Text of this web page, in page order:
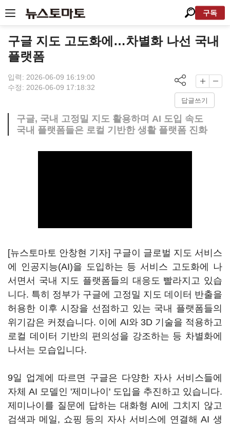
구독
구글 지도 고도화에…차별화 나선 국내
플랫폼
입력: 2026-06-09 16:19:00
수정: 2026-06-09 17:18:32
답글쓰기
구글, 국내 고정밀 지도 활용하며 AI 도입 속도
국내 플랫폼들은 로컬 기반한 생활 플랫폼 진화
[뉴스토마토 안창현 기자] 구글이 글로벌 지도 서비스
에 인공지능(AI)을 도입하는 등 서비스 고도화에 나
서면서 국내 지도 플랫폼들의 대응도 빨라지고 있습
니다. 특히 정부가 구글에 고정밀 지도 데이터 반출을
허용한 이후 시장을 선점하고 있는 국내 플랫폼들의
위기감은 커졌습니다. 이에 AI와 3D 기술을 적용하고
로컬 데이터 기반의 편의성을 강조하는 등 차별화에
나서는 모습입니다.
9일 업계에 따르면 구글은 다양한 자사 서비스들에
자체 AI 모델인 '제미나이' 도입을 추진하고 있습니다.
제미나이를 질문에 답하는 대화형 AI에 그치지 않고
검색과 메일, 쇼핑 등의 자사 서비스에 연결해 AI 생